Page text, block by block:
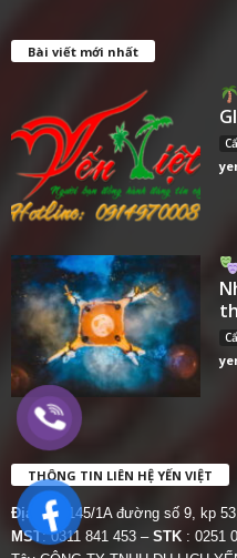
Bài viết mới nhất
THÔNG TIN LIÊN HỆ YẾN VIỆT
Địa chỉ:
145/1A đường số 9, kp
MST: 0311 841 453 – STK : 0251